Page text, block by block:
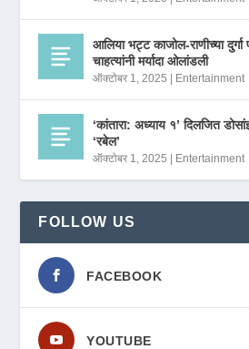
आलिया भट्ट काजोल-राणीच्या
चाहत्यांनी मर्यादा ओलांडली
ऑक्टोबर 1, 2025 | Entertainment
‘कांतारा: अध्याय १’ दिलजित
‘रबेल’
ऑक्टोबर 1, 2025 | Entertainment
FOLLOW US
FACEBOOK
YOUTUBE